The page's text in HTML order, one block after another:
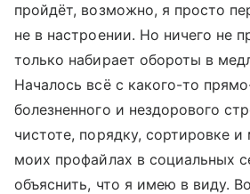
пройдёт, возможно, я просто
не в настроении. Но ничего не
только набирает обороты в
Началось всё с какого-то
болезненного и нездорового
чистоте, порядку, сортировке
моих профайлах в социальных
объяснить, что я имею в виду.